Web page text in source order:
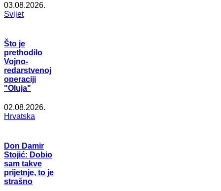
03.08.2026.
Svijet
Što je
prethodilo
Vojno-
redarstvenoj
operaciji
"Oluja"
02.08.2026.
Hrvatska
Don Damir
Stojić: Dobio
sam takve
prijetnje, to je
strašno